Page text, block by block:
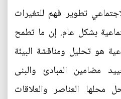
تطوير فهم للتغيرات
بشكل عام. إن ما تطمح
هو تحليل ومناقشة البيئة
مضامين المبادئ والبنى
محلها العناصر والعلاقات